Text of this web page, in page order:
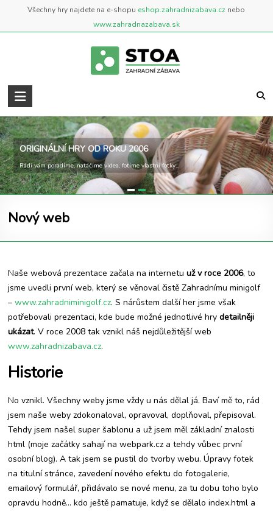
Všechny hry najdete na e-shopu eshop.zahradnizabava.cz nebo
www.zahradnazabava.sk
Zahradní
Zábava
..::
BLOG
::..
o
hrách
ORIGINÁLNÍ HRY OD ROKU 2006
Rádi vám poradíme, natáčíme videa, fotíme vlastní fotky...
Nový web
Naše webová prezentace začala na internetuuž v roce 2006, to
jsme uvedli první web, který se věnoval čistě Zahradnímu minigolf
–www.zahradniminigolf.cz. S nárůstem další her jsme však
potřebovali prezentaci, kde bude možné jednotlivé hrydetailněji
ukázat. V roce 2008 tak vznikl náš nejdůležitější web
www.zahradnizabava.cz.
Historie
No vznikl. Všechny weby jsme vždy u nás dělal já. Baví mě to, rád
jsem naše weby zdokonaloval, opravoval, doplňoval, přepisoval.
Tehdy jsem našel super šablonu a už jsem měl základní znalosti
html (moje začátky sahají na webpark.cz a tehdy vůbec první
osobní blog). A tak jsem se pustil do tvorby webu. Úpravy fotek
na titulní stránce, zavedení nového efektu do fotogalerie,
emailový formulář, přidávalo se nové menu, za tu dobu toho bylo
opravdu hodně… kdo ještě pamatuje, když se dělalo index.html a